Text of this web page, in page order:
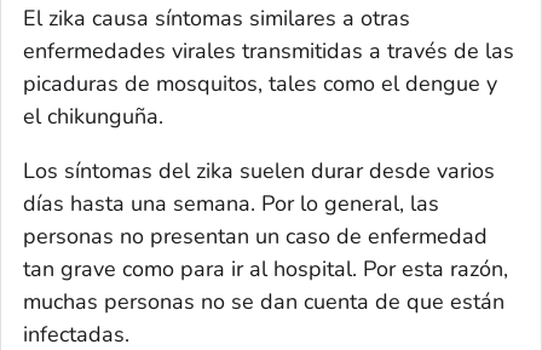
El zika causa síntomas similares a otras
enfermedades virales transmitidas a través de las
picaduras de mosquitos, tales como el dengue y
el chikunguña.
Los síntomas del zika suelen durar desde varios
días hasta una semana. Por lo general, las
personas no presentan un caso de enfermedad
tan grave como para ir al hospital. Por esta razón,
muchas personas no se dan cuenta de que están
infectadas.